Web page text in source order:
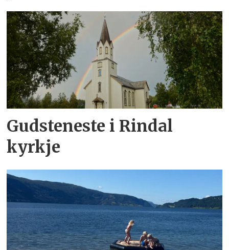
Gudsteneste i Rindal
kyrkje